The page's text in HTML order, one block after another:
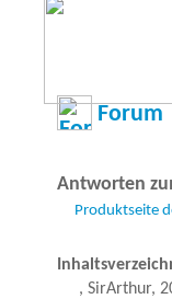
Forum
Antworten
Produktseite
, SirArthur,